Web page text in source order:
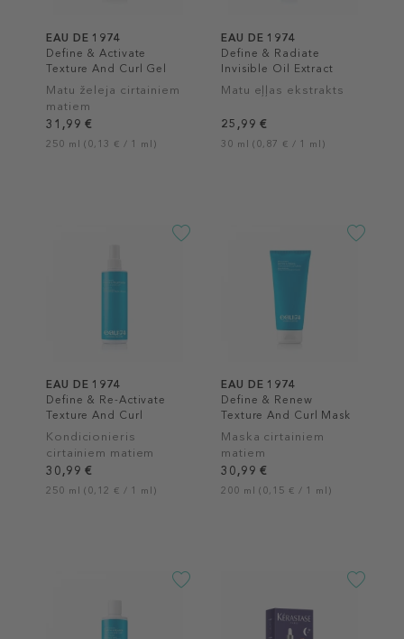
EAU DE 1974
Define & Activate
Texture And Curl Gel
Matu želeja cirtainiem
matiem
31,99 €
250 ml (0,13 € / 1 ml)
EAU DE 1974
Define & Radiate
Invisible Oil Extract
Matu eļļas ekstrakts
25,99 €
30 ml (0,87 € / 1 ml)
EAU DE 1974
Define & Re-Activate
Texture And Curl
Leave-In Spray
Kondicionieris
cirtainiem matiem
30,99 €
250 ml (0,12 € / 1 ml)
EAU DE 1974
Define & Renew
Texture And Curl Mask
Maska cirtainiem
matiem
30,99 €
200 ml (0,15 € / 1 ml)